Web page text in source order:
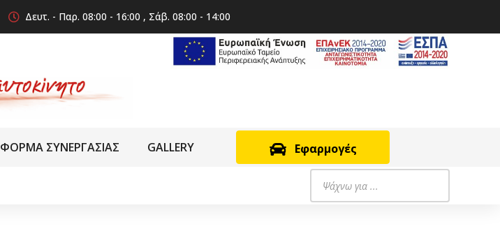
Δευτ. - Παρ. 08:00 - 16:00 , Σάβ. 08:00 - 14:00
ΦΟΡΜΑ ΣΥΝΕΡΓΑΣΙΑΣ GALLERY
Εφαρμογές
Products
search